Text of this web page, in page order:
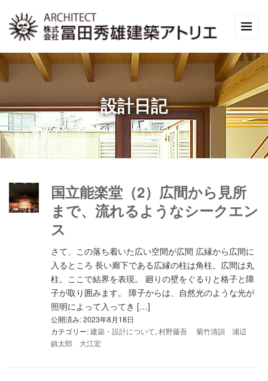
設計日記
国立能楽堂（2）広間から見所
まで、流れるようなシークエン
ス
さて、この落ち着いた広い空間が広間 広縁から広間に
入るところ 長い廊下である広縁の柱は角柱。広間は丸
柱。ここで結界を表現。 廻りの壁をぐるりと格子と障
子が取り囲みます。 障子からは、自然光のような光が
照明によって入ってき […]
公開済み: 2023年8月18日
カテゴリー:建築・設計について, 村野藤吾 菊竹清訓 浦辺
鎮太郎 大江宏